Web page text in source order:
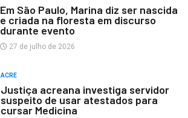
Em São Paulo, Marina diz ser nascida
e criada na floresta em discurso
durante evento
27 de julho de 2026
ACRE
Justiça acreana investiga servidor
suspeito de usar atestados para
cursar Medicina